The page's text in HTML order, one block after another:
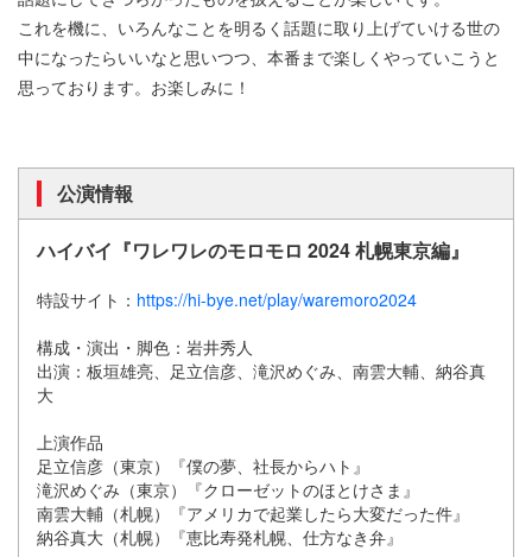
これを機に、いろんなことを明るく話題に取り上げていける世の
中になったらいいなと思いつつ、本番まで楽しくやっていこうと
思っております。お楽しみに！
公演情報
ハイバイ『ワレワレのモロモロ 2024 札幌東京編』
特設サイト： https://hi-bye.net/play/waremoro2024
構成・演出・脚色：岩井秀人
出演：板垣雄亮、足立信彦、滝沢めぐみ、南雲大輔、納谷真
大
上演作品
足立信彦（東京）『僕の夢、社長からハト』
滝沢めぐみ（東京）『クローゼットのほとけさま』
南雲大輔（札幌）『アメリカで起業したら大変だった件』
納谷真大（札幌）『恵比寿発札幌、仕方なき弁』